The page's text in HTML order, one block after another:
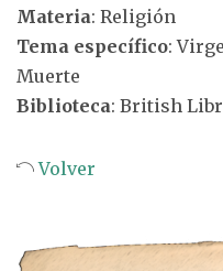
Materia: Religión
Tema específico:
Muerte
Biblioteca: British
Volver